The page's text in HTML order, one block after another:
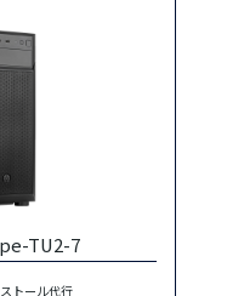
TU2-7
トール代行